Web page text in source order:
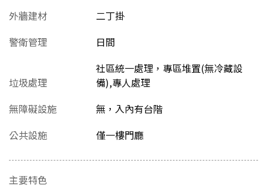
外牆建材
二丁掛
警衛管理
日間
垃圾處理
社區統一處理，專區堆置(無冷藏設
備),專人處理
無障礙設施
無，入內有台階
公共設施
僅一樓門廳
主要特色